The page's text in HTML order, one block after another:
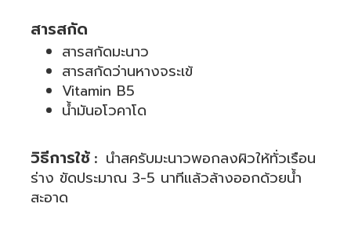
สารสกัด
สารสกัดมะนาว
สารสกัดว่านหางจระเข้
Vitamin B5
น้ำมันอโวคาโด
วิธีการใช้ : นำสครับมะนาวพอกลงผิวให้ทั่วเรือน
ร่าง ขัดประมาณ 3-5 นาทีแล้วล้างออกด้วยน้ำ
สะอาด